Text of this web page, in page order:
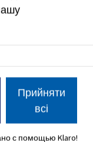
закінчився, ви
на
водія на
водія;
Прийняти
всі
с помощью Klaro!